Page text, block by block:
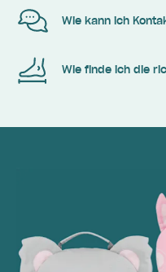
Wie kann ich
Wie finde ich die